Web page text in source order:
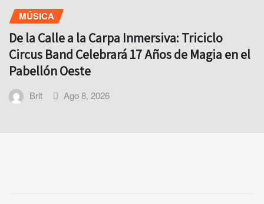
MÚSICA
De la Calle a la Carpa Inmersiva: Triciclo
Circus Band Celebrará 17 Años de Magia en el
Pabellón Oeste
Brit Ago 8, 2026